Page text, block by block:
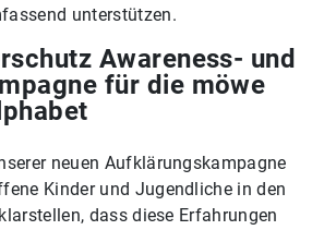
unterstützen.
Awareness- und
für die möwe
neuen Aufklärungskampagne
Kinder und Jugendliche in den
dass diese Erfahrungen